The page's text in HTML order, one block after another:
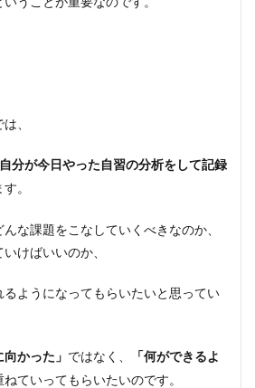
、
分が今日やった自習の分析をして記録
。
な課題をこなしていくべきなのか、
けばいいのか、
ようになってもらいたいと思ってい
向かった」 ではなく、
「何ができるよ
ねていってもらいたいのです。